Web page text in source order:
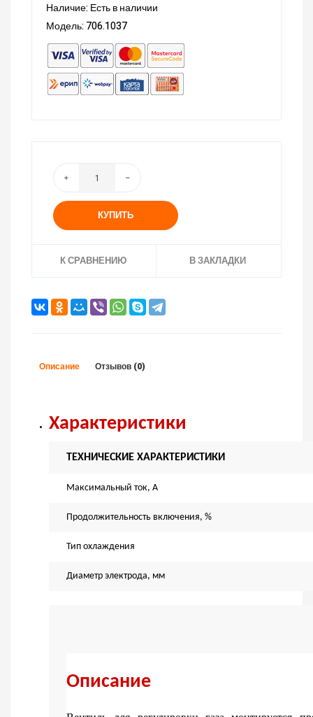
Наличие: Есть в наличии
Модель: 706.1037
КУПИТЬ
К СРАВНЕНИЮ В ЗАКЛАДКИ
Описание Отзывов (0)
Характеристики
ТЕХНИЧЕСКИЕ ХАРАКТЕРИСТИКИ
Максимальный ток, А
Продолжительность включения, %
Тип охлаждения
Диаметр электрода, мм
Описание